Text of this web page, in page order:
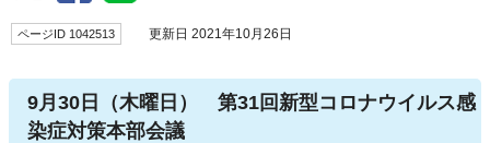
ページID 1042513 更新日 2021年10月26日
9月30日（木曜日） 第31回新型コロナウイルス感
染症対策本部会議